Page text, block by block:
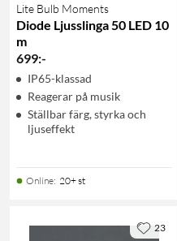
Lite Bulb Moments
Diode Ljusslinga 50 LED 10
m
699:-
IP65-klassad
Reagerar på musik
Ställbar färg, styrka och
ljuseffekt
Online: 20+ st
23